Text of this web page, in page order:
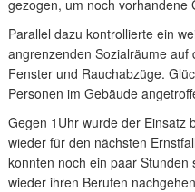
gezogen, um noch vorhandene
Parallel dazu kontrollierte ein
angrenzenden Sozialräume
Fenster und Rauchabzüge.
Personen im Gebäude
Gegen 1Uhr wurde der Einsatz
wieder für den nächsten
konnten noch ein paar
wieder ihren Berufen